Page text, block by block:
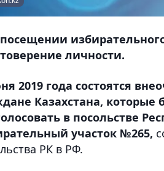
личности.
2019 года состоятся
Казахстана, которые
в посольстве
участок №265,
РК в РФ.